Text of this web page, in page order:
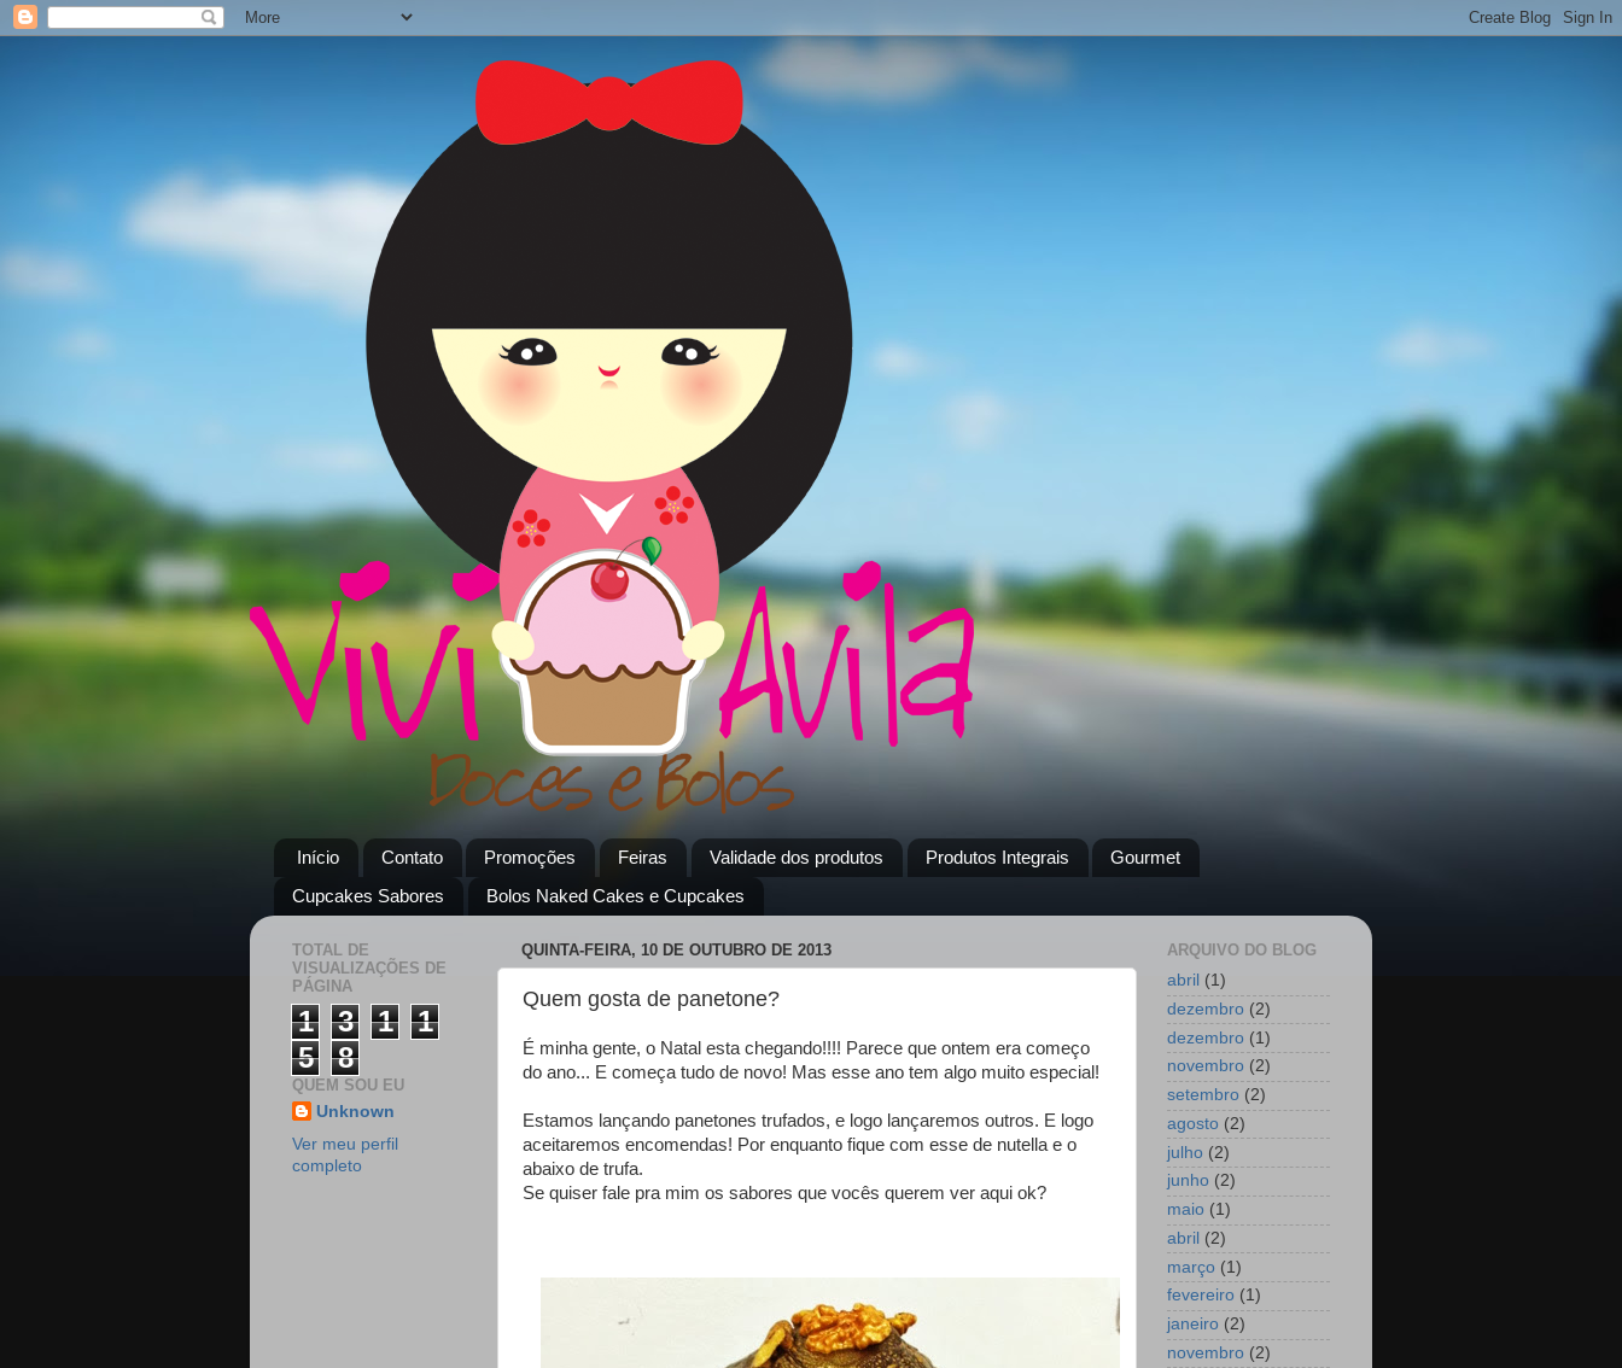
Início Contato Promoções Feiras Validade dos produtos Produtos Integrais
Gourmet
Cupcakes Sabores
Bolos Naked Cakes e Cupcakes
QUINTA-FEIRA, 10 DE OUTUBRO DE 2013
Quem gosta de panetone?
É minha gente, o Natal esta chegando!!!! Parece que ontem era começo
do ano... E começa tudo de novo! Mas esse ano tem algo muito especial!
Estamos lançando panetones trufados, e logo lançaremos outros. E logo
aceitaremos encomendas! Por enquanto fique com esse de nutella e o
abaixo de trufa.
Se quiser fale pra mim os sabores que vocês querem ver aqui ok?
TOTAL DE
VISUALIZAÇÕES DE
PÁGINA
1 3 1
1
5
8
QUEM SOU EU
Unknown
Ver meu perfil
completo
ARQUIVO DO BLOG
abril (1)
dezembro (2)
dezembro (1)
novembro (2)
setembro (2)
agosto (2)
julho (2)
junho (2)
maio (1)
abril (2)
março (1)
fevereiro (1)
janeiro (2)
novembro (2)